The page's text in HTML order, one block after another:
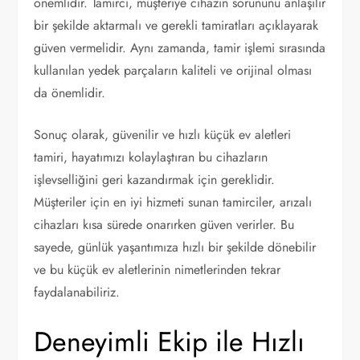
bir şekilde aktarmalı ve gerekli tamiratları açıklayarak
güven vermelidir. Aynı zamanda, tamir işlemi sırasında
kullanılan yedek parçaların kaliteli ve orijinal olması
da önemlidir.
Sonuç olarak, güvenilir ve hızlı küçük ev aletleri
tamiri, hayatımızı kolaylaştıran bu cihazların
işlevselliğini geri kazandırmak için gereklidir.
Müşteriler için en iyi hizmeti sunan tamirciler, arızalı
cihazları kısa sürede onarırken güven verirler. Bu
sayede, günlük yaşantımıza hızlı bir şekilde dönebilir
ve bu küçük ev aletlerinin nimetlerinden tekrar
faydalanabiliriz.
Deneyimli Ekip ile Hızlı